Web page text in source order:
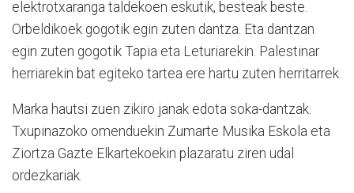
elektrotxaranga taldekoen eskutik, besteak beste.
Orbeldikoek gogotik egin zuten dantza. Eta dantzan
egin zuten gogotik Tapia eta Leturiarekin. Palestinar
herriarekin bat egiteko tartea ere hartu zuten herritarrek.
Marka hautsi zuen zikiro janak edota soka-dantzak.
Txupinazoko omenduekin Zumarte Musika Eskola eta
Ziortza Gazte Elkartekoekin plazaratu ziren udal
ordezkariak.